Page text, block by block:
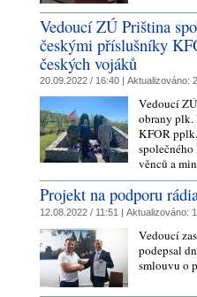
Vedoucí ZÚ Priština
českými příslušníky
českých vojáků
20.09.2022 / 16:40 | Aktualizováno:
Vedoucí
obrany plk.
KFOR
věnců a
Projekt na podporu
12.08.2022 / 11:51 | Aktualizováno:
Vedoucí
podepsal
smlouvu o